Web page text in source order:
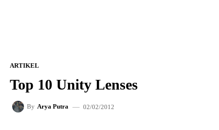
ARTIKEL
Top 10 Unity Lenses
By Arya Putra 02/02/2012